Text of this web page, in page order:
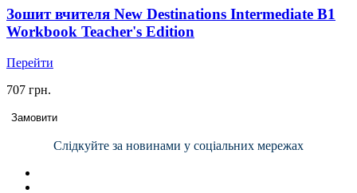
Зошит вчителя New Destinations Intermediate B1
Workbook Teacher's Edition
Перейти
707 грн.
Замовити
Слідкуйте за новинами у соціальних мережах